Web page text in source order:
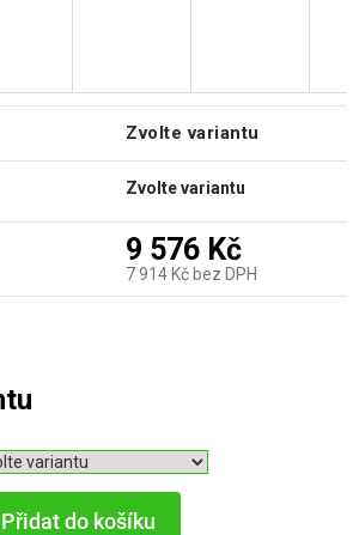
Přidat do košíku
Zvolte variantu
Zvolte variantu
9 576 Kč
7 914 Kč bez DPH